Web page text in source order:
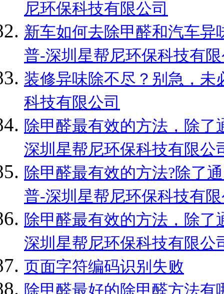
尼环保科技有限公司
新车如何去除甲醛和汽车异
普-深圳星帮尼环保科技有
装修异味除不尽？别急，
科技有限公司
除甲醛最有效的方法，除
深圳星帮尼环保科技有限公
除甲醛最有效的方法?除了
普-深圳星帮尼环保科技有
除甲醛最有效的方法，除
深圳星帮尼环保科技有限公
页面字符编码识别失败
除甲醛最好的除甲醛方法